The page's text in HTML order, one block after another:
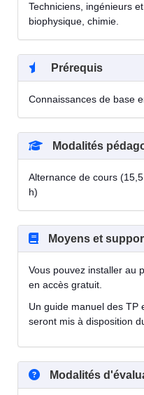
Techniciens, ingénieurs
biophysique, chimie.
Prérequis
Connaissances de base
Modalités
Alternance de cours
h)
Moyens et
Vous pouvez installer au
en accès gratuit.
Un guide manuel des TP
seront mis à disposition
Modalités